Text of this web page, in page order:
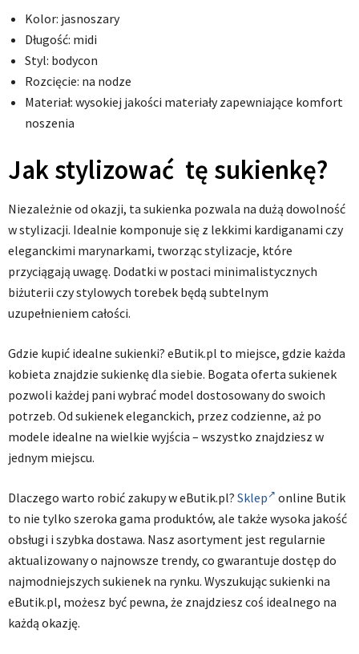
Kolor: jasnoszary
Długość: midi
Styl: bodycon
Rozcięcie: na nodze
Materiał: wysokiej jakości materiały zapewniające komfort
noszenia
Jak stylizować tę sukienkę?
Niezależnie od okazji, ta sukienka pozwala na dużą dowolność
w stylizacji. Idealnie komponuje się z lekkimi kardiganami czy
eleganckimi marynarkami, tworząc stylizacje, które
przyciągają uwagę. Dodatki w postaci minimalistycznych
biżuterii czy stylowych torebek będą subtelnym
uzupełnieniem całości.
Gdzie kupić idealne sukienki? eButik.pl to miejsce, gdzie każda
kobieta znajdzie sukienkę dla siebie. Bogata oferta sukienek
pozwoli każdej pani wybrać model dostosowany do swoich
potrzeb. Od sukienek eleganckich, przez codzienne, aż po
modele idealne na wielkie wyjścia – wszystko znajdziesz w
jednym miejscu.
Dlaczego warto robić zakupy w eButik.pl? Sklep
online Butik
to nie tylko szeroka gama produktów, ale także wysoka jakość
obsługi i szybka dostawa. Nasz asortyment jest regularnie
aktualizowany o najnowsze trendy, co gwarantuje dostęp do
najmodniejszych sukienek na rynku. Wyszukując sukienki na
eButik.pl, możesz być pewna, że znajdziesz coś idealnego na
każdą okazję.